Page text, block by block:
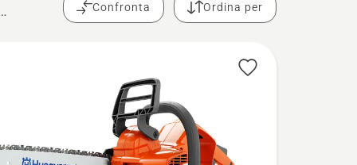
Confronta Ordina per